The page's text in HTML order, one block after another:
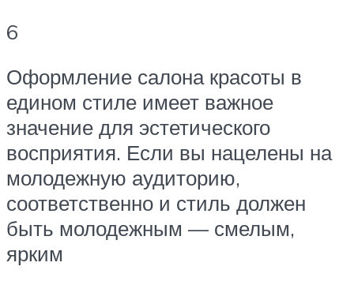
6
Оформление салона красоты в
едином стиле имеет важное
значение для эстетического
восприятия. Если вы нацелены на
молодежную аудиторию,
соответственно и стиль должен
быть молодежным — смелым,
ярким